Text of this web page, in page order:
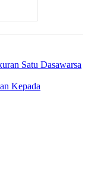
Satu Dasawarsa
Kepada